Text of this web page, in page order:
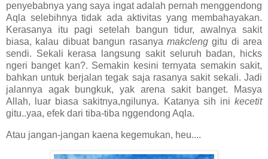
penyebabnya yang saya ingat adalah pernah menggendong
Aqla selebihnya tidak ada aktivitas yang membahayakan.
Kerasanya itu pagi setelah bangun tidur, awalnya sakit
biasa, kalau dibuat bangun rasanya makclenggitu di area
sendi. Sekali kerasa langsung sakit seluruh badan, hicks
ngeri banget kan?. Semakin kesini ternyata semakin sakit,
bahkan untuk berjalan tegak saja rasanya sakit sekali. Jadi
jalannya agak bungkuk, yak arena sakit banget. Masya
Allah, luar biasa sakitnya,ngilunya. Katanya sih ini kecetit
gitu..yaa, efek dari tiba-tiba nggendong Aqla.
Atau jangan-jangan kaena kegemukan, heu....